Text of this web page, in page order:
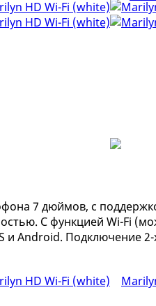
7 дюймов, с
С функцией Wi-Fi
Android. Подключение